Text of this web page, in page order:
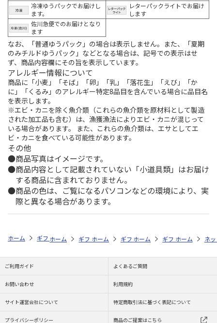
冷凍ゆうパックでお届けし
ます。
レターパックライトでお届け
します
佐川急便でのお届けとなり
ます
なお、「普通ゆうパック」の場合は表示しません。また、「夏期
のみチルドゆうパック」などとなる場合は、記号での表示はせ
ず、商品内容欄にその旨を表示しています。
アレルギー情報について
商品に「小麦」「そば」「卵」「乳」「落花生」「えび」「か
に」「くるみ」のアレルギー特定8品目を含んでいる場合に品目名
を表示します。
※エビ・カニを除く魚介類（これらの魚介類を原材料として製造
された加工品も含む）は、漁獲漁法によりエビ・カニが混じって
いる場合があります。 また、これらの魚介類は、エサとしてエ
ビ・カニを食べている可能性があります。
その他
商品写真はイメージです。
商品内容として記載されていない「小道具類」はお届け
する商品に含まれておりません。
商品の色は、ご覧になるパソコンなどの環境により、実
際と異なる場合があります。
ホーム ギフトストア お中元・夏ギフト特集 2026 ハム・お肉 ハ
ホーム ギフトストア お中元・夏ギフト特集 2026
ホーム ギフトストア お中元・夏ギフト
ホーム ギフトストア お
ホーム ネ
ご利用ガイド よくあるご質問
お問い合わせ 利用規約
サイト運営会社について 特定商取引法に基づく表記について
プライバシーポリシー 商品のご提案はこちら